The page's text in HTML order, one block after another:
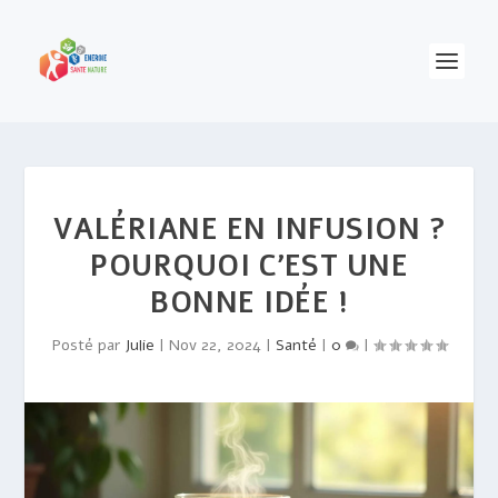
VALÉRIANE EN INFUSION ?
POURQUOI C’EST UNE
BONNE IDÉE !
Posté par Julie | Nov 22, 2024| Santé | 0 |